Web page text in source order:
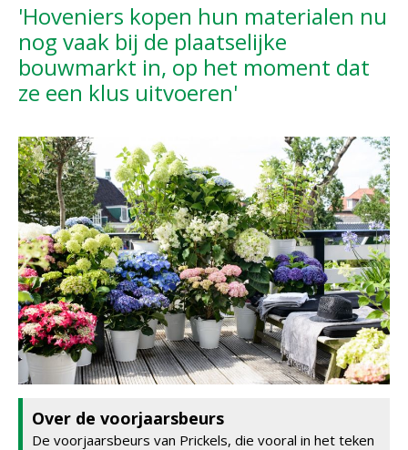
'Hoveniers kopen hun materialen nu
nog vaak bij de plaatselijke
bouwmarkt in, op het moment dat
ze een klus uitvoeren'
Over de voorjaarsbeurs
De voorjaarsbeurs van Prickels, die vooral in het teken